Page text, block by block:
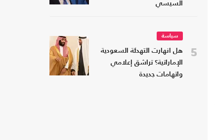
السيسي
5
سياسة
هل انهارت التهدئة السعودية
الإماراتية؟ تراشق إعلامي
واتهامات جديدة